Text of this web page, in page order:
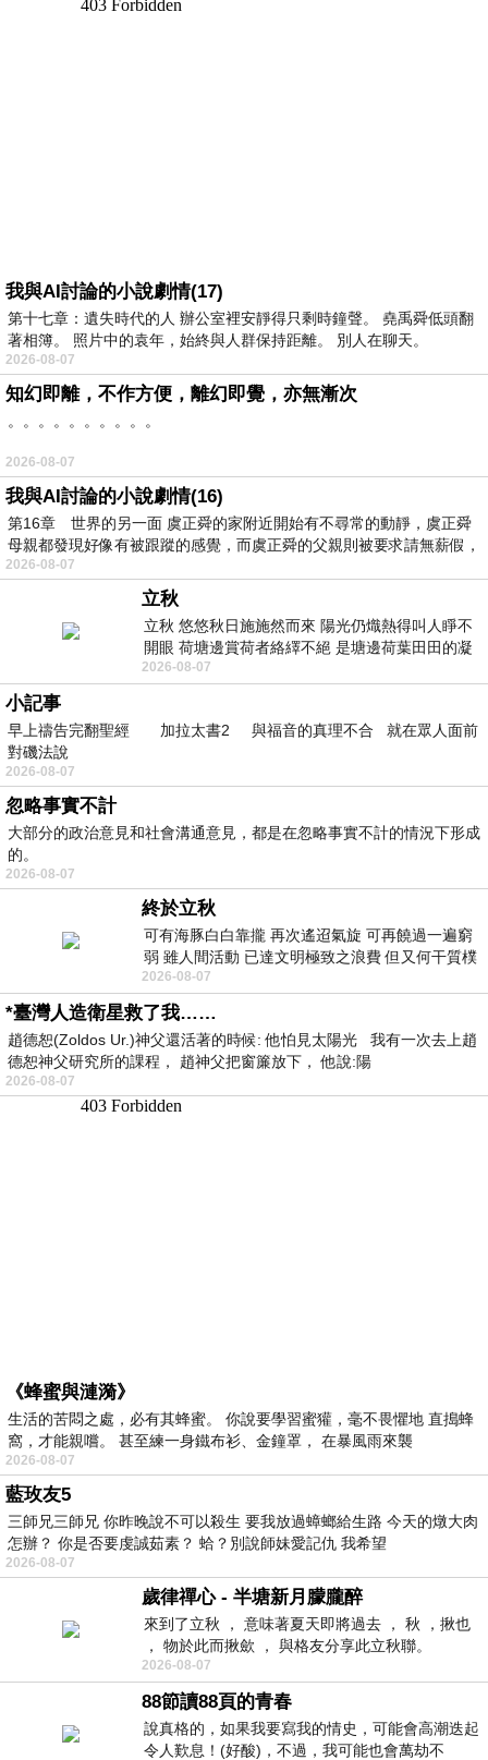
我與AI討論的小說劇情(17)
第十七章：遺失時代的人 辦公室裡安靜得只剩時鐘聲。 堯禹舜低頭翻
著相簿。 照片中的袁年，始終與人群保持距離。 別人在聊天。
2026-08-07
知幻即離，不作方便，離幻即覺，亦無漸次
。。。。。。。。。。
2026-08-07
我與AI討論的小說劇情(16)
第16章 世界的另一面 虞正舜的家附近開始有不尋常的動靜，虞正舜
母親都發現好像有被跟蹤的感覺，而虞正舜的父親則被要求請無薪假，
2026-08-07
立秋
立秋 悠悠秋日施施然而來 陽光仍熾熱得叫人睜不
開眼 荷塘邊賞荷者絡繹不絕 是塘邊荷葉田田的凝
望 風中飄逸的是映日荷花別樣紅
2026-08-07
小記事
早上禱告完翻聖經 加拉太書2 與福音的真理不合 就在眾人面前
對磯法說
2026-08-07
忽略事實不計
大部分的政治意見和社會溝通意見，都是在忽略事實不計的情況下形成
的。
2026-08-07
終於立秋
可有海豚白白靠攏 再次遙迢氣旋 可再饒過一遍窮
弱 雖人間活動 已達文明極致之浪費 但又何干質樸
者 只能白白陪葬
2026-08-07
*臺灣人造衛星救了我……
趙德恕(Zoldos Ur.)神父還活著的時候: 他怕見太陽光 我有一次去上趙
德恕神父研究所的課程， 趙神父把窗簾放下， 他說:陽
2026-08-07
《蜂蜜與漣漪》
生活的苦悶之處，必有其蜂蜜。 你說要學習蜜獾，毫不畏懼地 直搗蜂
窩，才能親嚐。 甚至練一身鐵布衫、金鐘罩， 在暴風雨來襲
2026-08-07
藍玫友5
三師兄三師兄 你昨晚說不可以殺生 要我放過蟑螂給生路 今天的燉大肉
怎辦？ 你是否要虔誠茹素？ 蛤？別說師妹愛記仇 我希望
2026-08-07
歲律禪心 - 半塘新月朦朧醉
來到了立秋 ， 意味著夏天即將過去 ， 秋 ，揪也
， 物於此而揪歛 ， 與格友分享此立秋聯。
2026-08-07
88節讀88頁的青春
說真格的，如果我要寫我的情史，可能會高潮迭起
令人歎息！(好酸)，不過，我可能也會萬劫不